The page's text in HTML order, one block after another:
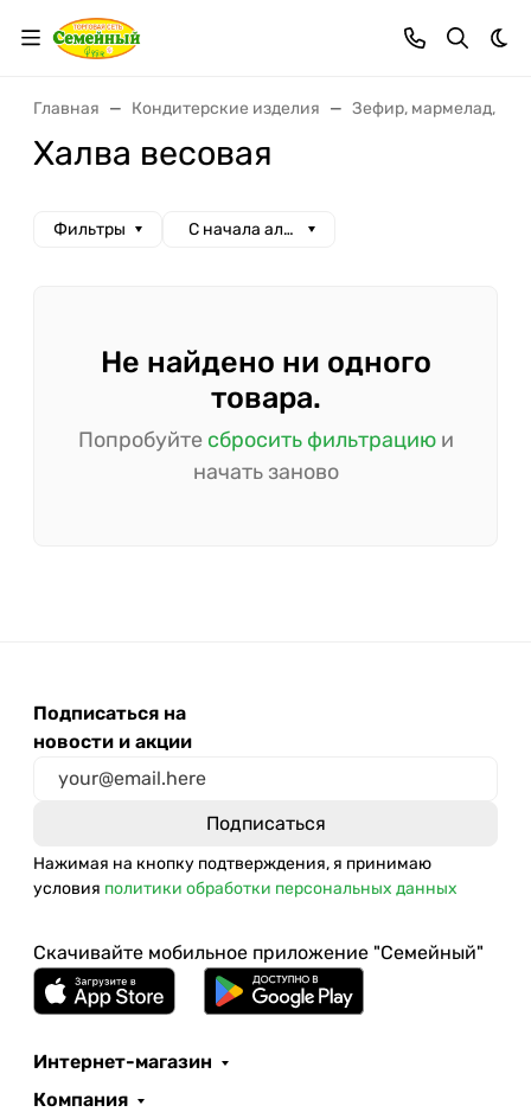
Главная Кондитерские изделия Зефир, мармелад,
Халва весовая
Фильтры С начала алфавита
Не найдено ни одного
товара.
Попробуйте сбросить фильтрациюи
начать заново
Подписаться на
новости и акции
Нажимая на кнопку подтверждения, я принимаю
условия политики обработки персональных данных
Скачивайте мобильное приложение "Семейный"
Интернет-магазин
Компания